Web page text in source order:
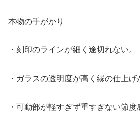
本物の手がかり
・刻印のラインが細く途切れない。
・ガラスの透明度が高く縁の仕上げ
・可動部が軽すぎず重すぎない節度